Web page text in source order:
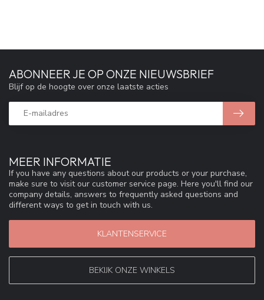
MEER INFORMATIE
If you have any questions about our products or your purchase,
make sure to visit our customer service page. Here you'll find our
company details, answers to frequently asked questions and
different ways to get in touch with us.
KLANTENSERVICE
BEKIJK ONZE WINKELS
ABONNEER JE OP ONZE NIEUWSBRIEF
Blijf op de hoogte over onze laatste acties